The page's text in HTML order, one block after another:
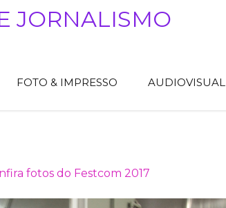
JORNALISMO
FOTO & IMPRESSO AUDIOVISUAL
fotos do Festcom 2017